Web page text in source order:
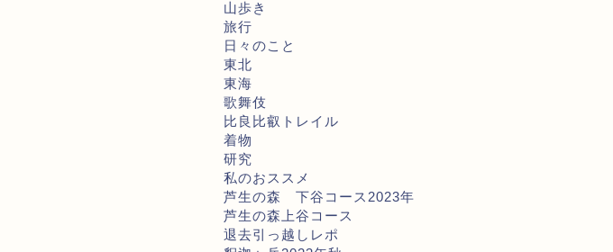
山歩き
旅行
日々のこと
東北
東海
歌舞伎
比良比叡トレイル
着物
研究
私のおススメ
芦生の森 下谷コース2023年
芦生の森上谷コース
退去引っ越しレポ